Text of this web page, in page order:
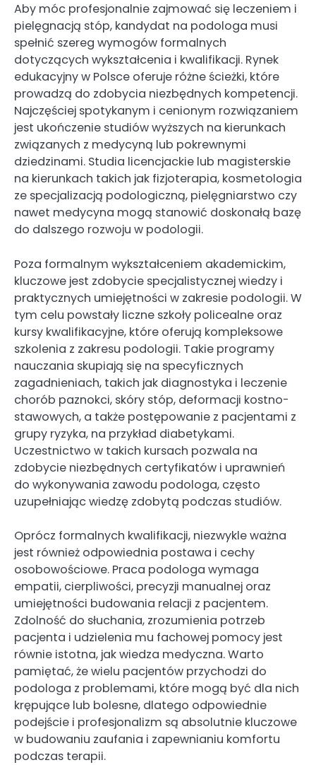
Aby móc profesjonalnie zajmować się leczeniem i
pielęgnacją stóp, kandydat na podologa musi
spełnić szereg wymogów formalnych
dotyczących wykształcenia i kwalifikacji. Rynek
edukacyjny w Polsce oferuje różne ścieżki, które
prowadzą do zdobycia niezbędnych kompetencji.
Najczęściej spotykanym i cenionym rozwiązaniem
jest ukończenie studiów wyższych na kierunkach
związanych z medycyną lub pokrewnymi
dziedzinami. Studia licencjackie lub magisterskie
na kierunkach takich jak fizjoterapia, kosmetologia
ze specjalizacją podologiczną, pielęgniarstwo czy
nawet medycyna mogą stanowić doskonałą bazę
do dalszego rozwoju w podologii.
Poza formalnym wykształceniem akademickim,
kluczowe jest zdobycie specjalistycznej wiedzy i
praktycznych umiejętności w zakresie podologii. W
tym celu powstały liczne szkoły policealne oraz
kursy kwalifikacyjne, które oferują kompleksowe
szkolenia z zakresu podologii. Takie programy
nauczania skupiają się na specyficznych
zagadnieniach, takich jak diagnostyka i leczenie
chorób paznokci, skóry stóp, deformacji kostno-
stawowych, a także postępowanie z pacjentami z
grupy ryzyka, na przykład diabetykami.
Uczestnictwo w takich kursach pozwala na
zdobycie niezbędnych certyfikatów i uprawnień
do wykonywania zawodu podologa, często
uzupełniając wiedzę zdobytą podczas studiów.
Oprócz formalnych kwalifikacji, niezwykle ważna
jest również odpowiednia postawa i cechy
osobowościowe. Praca podologa wymaga
empatii, cierpliwości, precyzji manualnej oraz
umiejętności budowania relacji z pacjentem.
Zdolność do słuchania, zrozumienia potrzeb
pacjenta i udzielenia mu fachowej pomocy jest
równie istotna, jak wiedza medyczna. Warto
pamiętać, że wielu pacjentów przychodzi do
podologa z problemami, które mogą być dla nich
krępujące lub bolesne, dlatego odpowiednie
podejście i profesjonalizm są absolutnie kluczowe
w budowaniu zaufania i zapewnianiu komfortu
podczas terapii.